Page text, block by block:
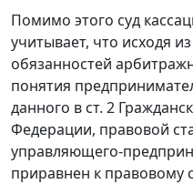
Помимо этого суд
учитывает, что исходя
обязанностей
понятия
данного в ст. 2
Федерации, правовой
управляющего-
приравнен к правовому